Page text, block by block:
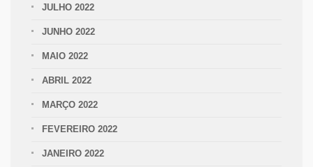
JULHO 2022
JUNHO 2022
MAIO 2022
ABRIL 2022
MARÇO 2022
FEVEREIRO 2022
JANEIRO 2022